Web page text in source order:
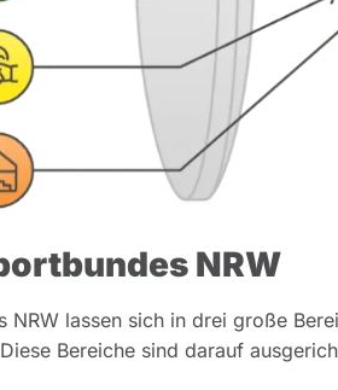
NRW
NRW lassen sich in drei große
Bereiche sind darauf